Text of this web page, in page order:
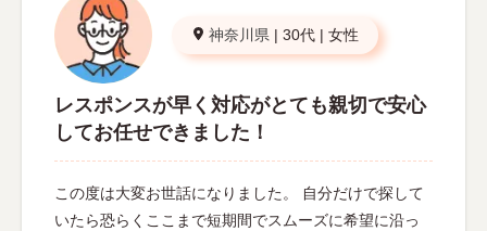
神奈川県 | 30代 | 女性
レスポンスが早く対応がとても親切で安心
してお任せできました！
この度は大変お世話になりました。 自分だけで探して
いたら恐らくここまで短期間でスムーズに希望に沿っ